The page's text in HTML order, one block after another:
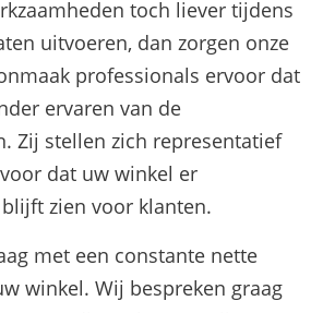
toch liever tijdens
uitvoeren, dan zorgen onze
professionals ervoor dat
ervaren van de
Zij stellen zich representatief
dat uw winkel er
zien voor klanten.
met een constante nette
winkel. Wij bespreken graag